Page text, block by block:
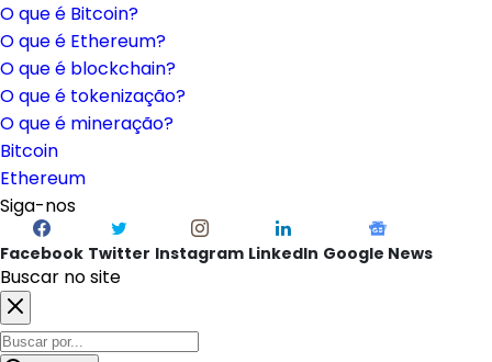
O que é Bitcoin?
O que é Ethereum?
O que é blockchain?
O que é tokenização?
O que é mineração?
Bitcoin
Ethereum
Siga-nos
Facebook Twitter Instagram LinkedIn Google News
Buscar no site